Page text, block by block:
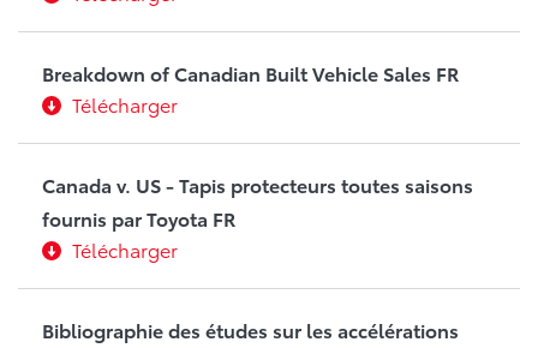
Breakdown of Canadian Built Vehicle Sales FR
Télécharger
Canada v. US - Tapis protecteurs toutes saisons
fournis par Toyota FR
Télécharger
Bibliographie des études sur les accélérations